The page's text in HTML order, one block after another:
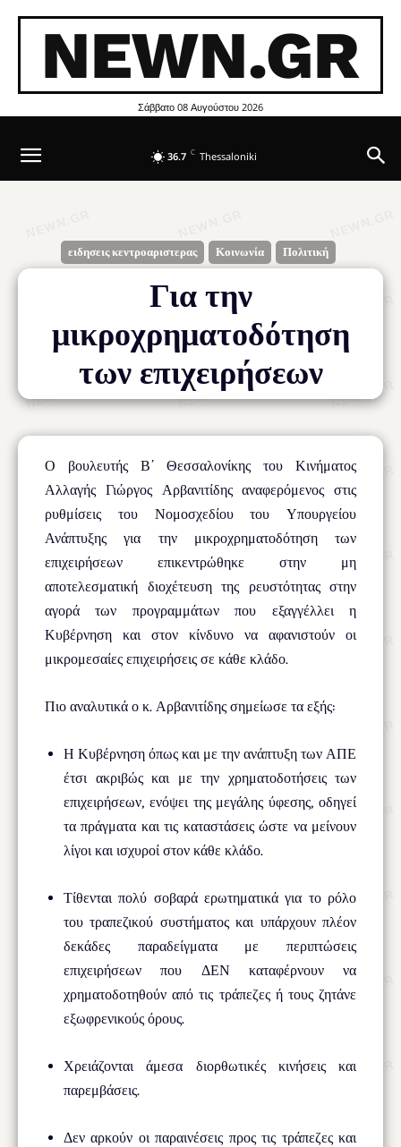
NEWN.GR
Σάββατο 08 Αυγούστου 2026
36.7 C Thessaloniki
ειδησεις κεντροαριστερας Κοινωνία Πολιτική
Για την
μικροχρηματοδότηση
των επιχειρήσεων
Ο βουλευτής Β΄ Θεσσαλονίκης του Κινήματος
Αλλαγής Γιώργος Αρβανιτίδης αναφερόμενος στις
ρυθμίσεις του Νομοσχεδίου του Υπουργείου
Ανάπτυξης για την μικροχρηματοδότηση των
επιχειρήσεων επικεντρώθηκε στην μη
αποτελεσματική διοχέτευση της ρευστότητας στην
αγορά των προγραμμάτων που εξαγγέλλει η
Κυβέρνηση και στον κίνδυνο να αφανιστούν οι
μικρομεσαίες επιχειρήσεις σε κάθε κλάδο.
Πιο αναλυτικά ο κ. Αρβανιτίδης σημείωσε τα εξής:
Η Κυβέρνηση όπως και με την ανάπτυξη των ΑΠΕ
έτσι ακριβώς και με την χρηματοδοτήσεις των
επιχειρήσεων, ενόψει της μεγάλης ύφεσης, οδηγεί
τα πράγματα και τις καταστάσεις ώστε να μείνουν
λίγοι και ισχυροί στον κάθε κλάδο.
Τίθενται πολύ σοβαρά ερωτηματικά για το ρόλο
του τραπεζικού συστήματος και υπάρχουν πλέον
δεκάδες παραδείγματα με περιπτώσεις
επιχειρήσεων που ΔΕΝ καταφέρνουν να
χρηματοδοτηθούν από τις τράπεζες ή τους ζητάνε
εξωφρενικούς όρους.
Χρειάζονται άμεσα διορθωτικές κινήσεις και
παρεμβάσεις.
Δεν αρκούν οι παραινέσεις προς τις τράπεζες και